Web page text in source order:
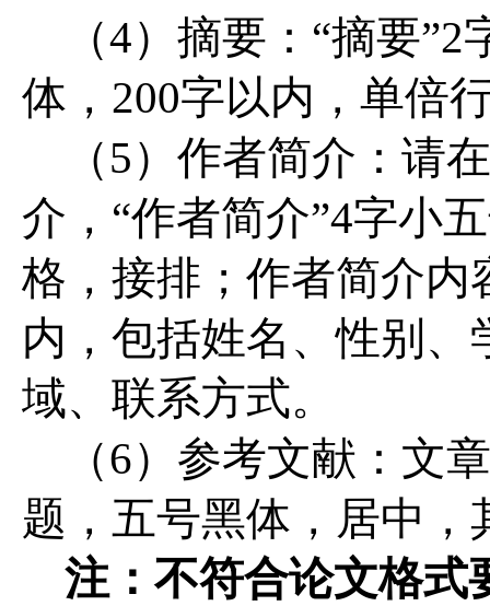
（4）摘要：“摘要
体，200字以内，单倍
（5）作者简介：请
介，“作者简介”4字小
格，接排；作者简介内
内，包括姓名、性别
域、联系方式。
（6）参考文献：文
题，五号黑体，居中
注：不符合论文格式